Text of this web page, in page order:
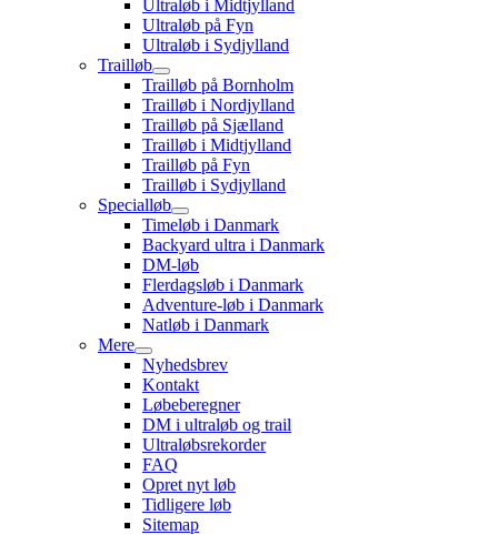
Ultraløb i Midtjylland
Ultraløb på Fyn
Ultraløb i Sydjylland
Trailløb
Trailløb på Bornholm
Trailløb i Nordjylland
Trailløb på Sjælland
Trailløb i Midtjylland
Trailløb på Fyn
Trailløb i Sydjylland
Specialløb
Timeløb i Danmark
Backyard ultra i Danmark
DM-løb
Flerdagsløb i Danmark
Adventure-løb i Danmark
Natløb i Danmark
Mere
Nyhedsbrev
Kontakt
Løbeberegner
DM i ultraløb og trail
Ultraløbsrekorder
FAQ
Opret nyt løb
Tidligere løb
Sitemap